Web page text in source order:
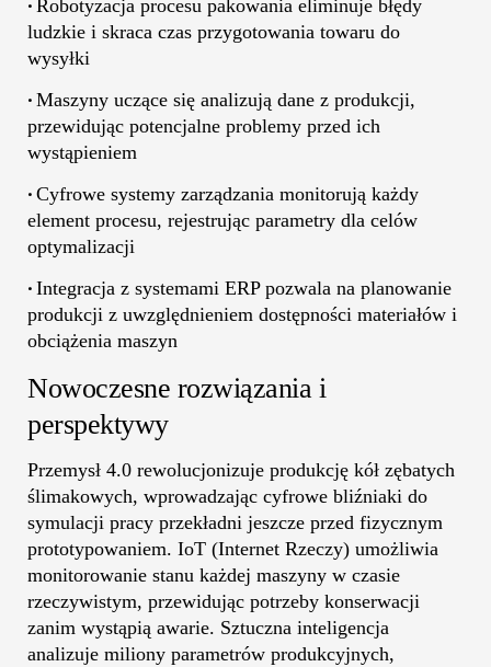
• Robotyzacja procesu pakowania eliminuje błędy
ludzkie i skraca czas przygotowania towaru do
wysyłki
• Maszyny uczące się analizują dane z produkcji,
przewidując potencjalne problemy przed ich
wystąpieniem
• Cyfrowe systemy zarządzania monitorują każdy
element procesu, rejestrując parametry dla celów
optymalizacji
• Integracja z systemami ERP pozwala na planowanie
produkcji z uwzględnieniem dostępności materiałów i
obciążenia maszyn
Nowoczesne rozwiązania i
perspektywy
Przemysł 4.0 rewolucjonizuje produkcję kół zębatych
ślimakowych, wprowadzając cyfrowe bliźniaki do
symulacji pracy przekładni jeszcze przed fizycznym
prototypowaniem. IoT (Internet Rzeczy) umożliwia
monitorowanie stanu każdej maszyny w czasie
rzeczywistym, przewidując potrzeby konserwacji
zanim wystąpią awarie. Sztuczna inteligencja
analizuje miliony parametrów produkcyjnych,